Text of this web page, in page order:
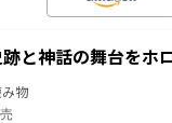
と神話の舞台をホ
物